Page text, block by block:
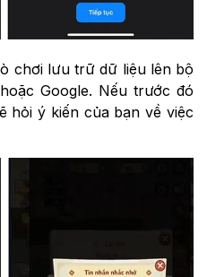
chơi lưu trữ dữ liệu lên bộ
Google. Nếu trước đó
hỏi ý kiến của bạn về việc